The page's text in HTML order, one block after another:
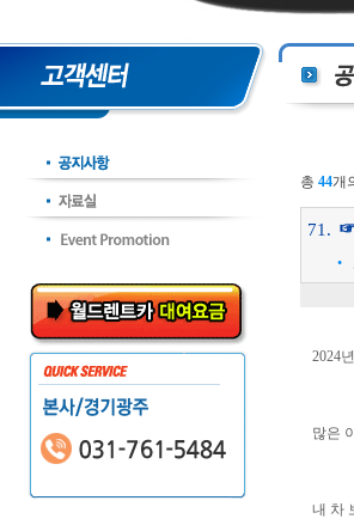
총 44개
71.
•
2024
많은
내 차